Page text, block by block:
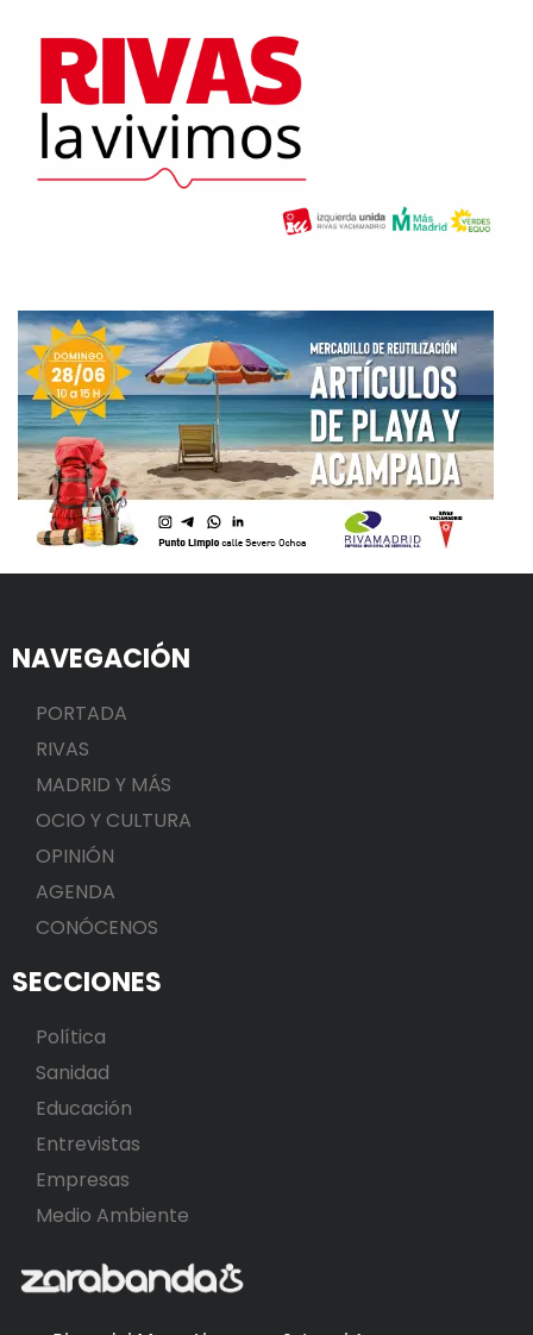
NAVEGACIÓN
PORTADA
RIVAS
MADRID Y MÁS
OCIO Y CULTURA
OPINIÓN
AGENDA
CONÓCENOS
SECCIONES
Política
Sanidad
Educación
Entrevistas
Empresas
Medio Ambiente